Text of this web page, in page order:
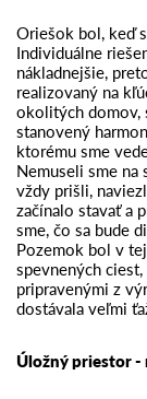
Oriešok bol, keď
Individuálne
nákladnejšie,
realizovaný na
okolitých domov,
stanovený
ktorému sme
Nemuseli sme
vždy prišli,
začínalo stavať a
sme, čo sa bude
Pozemok bol v
spevnených
pripravenými z
dostávala veľmi
Úložný priestor